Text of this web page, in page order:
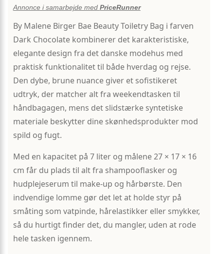
Annonce i samarbejde med PriceRunner
By Malene Birger Bae Beauty Toiletry Bag i farven
Dark Chocolate kombinerer det karakteristiske,
elegante design fra det danske modehus med
praktisk funktionalitet til både hverdag og rejse.
Den dybe, brune nuance giver et sofistikeret
udtryk, der matcher alt fra weekendtasken til
håndbagagen, mens det slidstærke syntetiske
materiale beskytter dine skønhedsprodukter mod
spild og fugt.
Med en kapacitet på 7 liter og målene 27 × 17 × 16
cm får du plads til alt fra shampooflasker og
hudplejeserum til make-up og hårbørste. Den
indvendige lomme gør det let at holde styr på
småting som vatpinde, hårelastikker eller smykker,
så du hurtigt finder det, du mangler, uden at rode
hele tasken igennem.